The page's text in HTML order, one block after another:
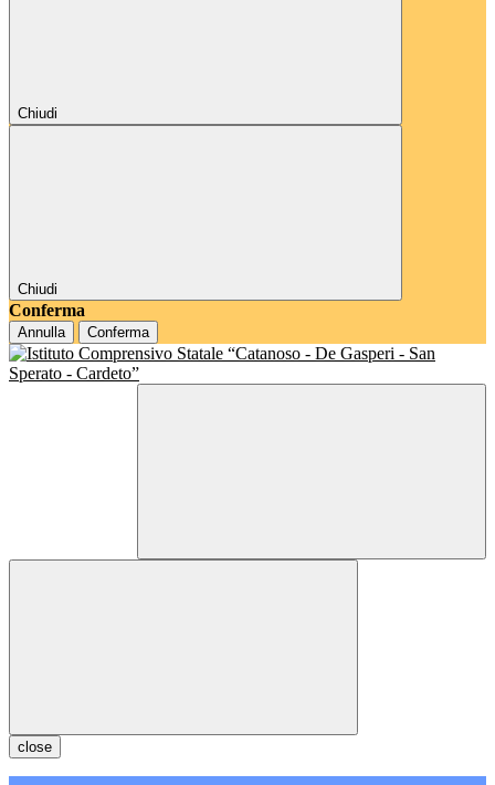
Chiudi
Chiudi
Conferma
Annulla Conferma
close